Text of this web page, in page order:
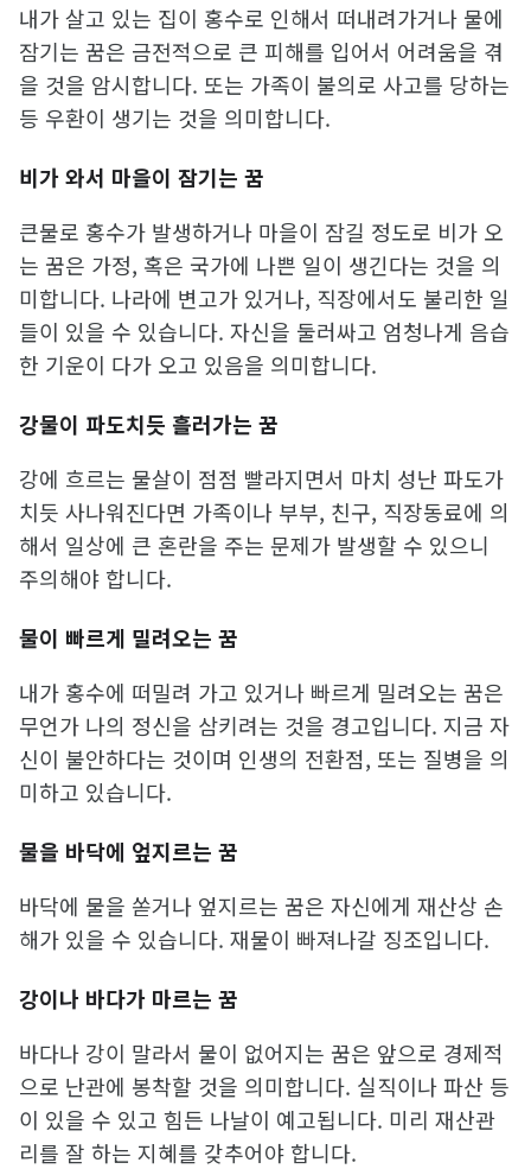
내가 살고 있는 집이 홍수로 인해서 떠내려가거나 물에
잠기는 꿈은 금전적으로 큰 피해를 입어서 어려움을 겪
을 것을 암시합니다. 또는 가족이 불의로 사고를 당하는
등 우환이 생기는 것을 의미합니다.
비가 와서 마을이 잠기는 꿈
큰물로 홍수가 발생하거나 마을이 잠길 정도로 비가 오
는 꿈은 가정, 혹은 국가에 나쁜 일이 생긴다는 것을 의
미합니다. 나라에 변고가 있거나, 직장에서도 불리한 일
들이 있을 수 있습니다. 자신을 둘러싸고 엄청나게 음습
한 기운이 다가 오고 있음을 의미합니다.
강물이 파도치듯 흘러가는 꿈
강에 흐르는 물살이 점점 빨라지면서 마치 성난 파도가
치듯 사나워진다면 가족이나 부부, 친구, 직장동료에 의
해서 일상에 큰 혼란을 주는 문제가 발생할 수 있으니
주의해야 합니다.
물이 빠르게 밀려오는 꿈
내가 홍수에 떠밀려 가고 있거나 빠르게 밀려오는 꿈은
무언가 나의 정신을 삼키려는 것을 경고입니다. 지금 자
신이 불안하다는 것이며 인생의 전환점, 또는 질병을 의
미하고 있습니다.
물을 바닥에 엎지르는 꿈
바닥에 물을 쏟거나 엎지르는 꿈은 자신에게 재산상 손
해가 있을 수 있습니다. 재물이 빠져나갈 징조입니다.
강이나 바다가 마르는 꿈
바다나 강이 말라서 물이 없어지는 꿈은 앞으로 경제적
으로 난관에 봉착할 것을 의미합니다. 실직이나 파산 등
이 있을 수 있고 힘든 나날이 예고됩니다. 미리 재산관
리를 잘 하는 지혜를 갖추어야 합니다.